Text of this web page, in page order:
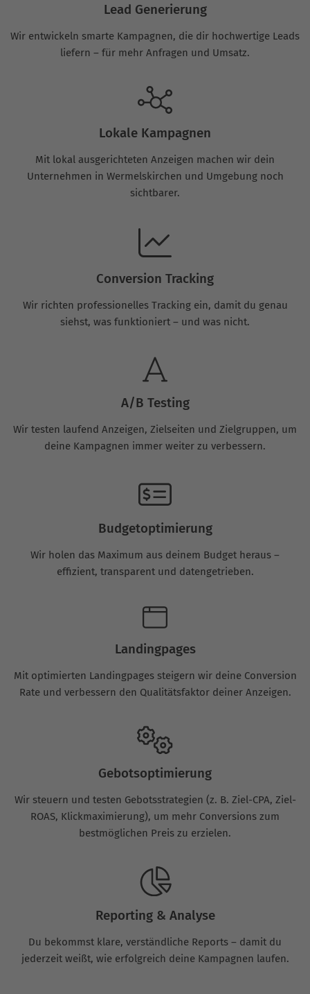
Lead Generierung
Wir entwickeln smarte Kampagnen, die dir hochwertige Leads
liefern – für mehr Anfragen und Umsatz.
Lokale Kampagnen
Mit lokal ausgerichteten Anzeigen machen wir dein
Unternehmen in Wermelskirchen und Umgebung noch
sichtbarer.
Conversion Tracking
Wir richten professionelles Tracking ein, damit du genau
siehst, was funktioniert – und was nicht.
A/B Testing
Wir testen laufend Anzeigen, Zielseiten und Zielgruppen, um
deine Kampagnen immer weiter zu verbessern.
Budgetoptimierung
Wir holen das Maximum aus deinem Budget heraus –
effizient, transparent und datengetrieben.
Landingpages
Mit optimierten Landingpages steigern wir deine Conversion
Rate und verbessern den Qualitätsfaktor deiner Anzeigen.
Gebotsoptimierung
Wir steuern und testen Gebotsstrategien (z. B. Ziel-CPA, Ziel-
ROAS, Klickmaximierung), um mehr Conversions zum
bestmöglichen Preis zu erzielen.
Reporting & Analyse
Du bekommst klare, verständliche Reports – damit du
jederzeit weißt, wie erfolgreich deine Kampagnen laufen.